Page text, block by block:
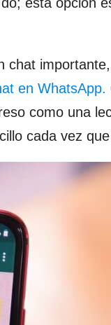
chat
en WhatsApp.
como una
cada vez